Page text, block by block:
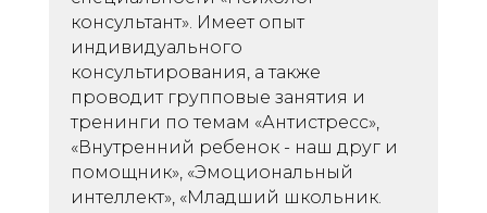
консультант». Имеет опыт
индивидуального
консультирования, а также
проводит групповые занятия и
тренинги по темам «Антистресс»,
«Внутренний ребенок - наш друг и
помощник», «Эмоциональный
интеллект», «Младший школьник.